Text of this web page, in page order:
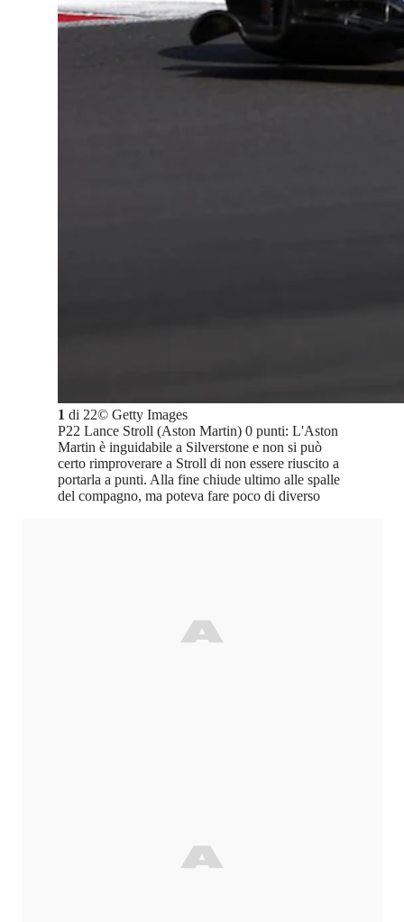
1 di 22© Getty Images
P22 Lance Stroll (Aston Martin) 0 punti: L'Aston
Martin è inguidabile a Silverstone e non si può
certo rimproverare a Stroll di non essere riuscito a
portarla a punti. Alla fine chiude ultimo alle spalle
del compagno, ma poteva fare poco di diverso